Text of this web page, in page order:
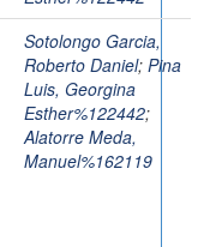
Sotolongo Garcia,
Roberto Daniel; Pina
Luis, Georgina
Esther%122442;
Alatorre Meda,
Manuel%162119